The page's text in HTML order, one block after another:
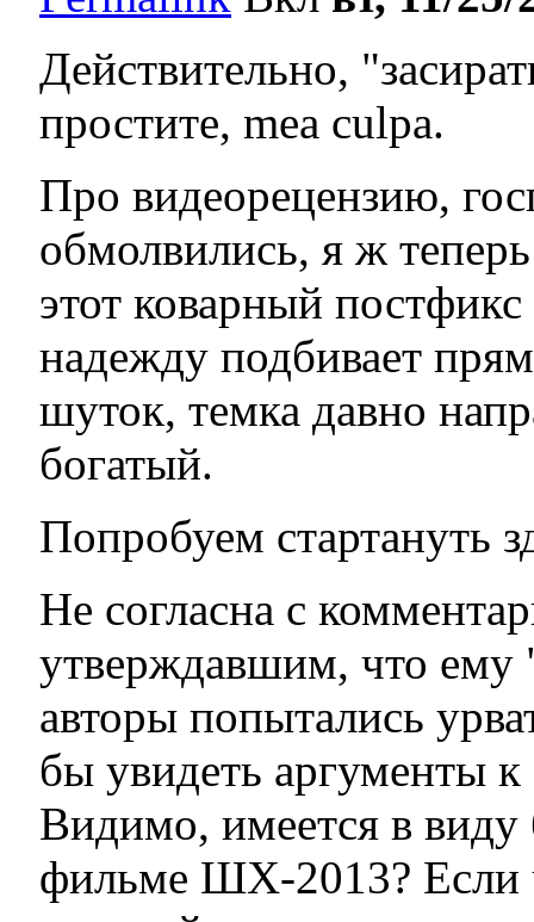
Действительно,
простите, mea culpa.
Про видеорецензию,
обмолвились, я ж
этот коварный
надежду подбивает
шуток, темка давно
богатый.
Попробуем стартануть
Не согласна с
утверждавшим, что ему
авторы попытались
бы увидеть аргументы
Видимо, имеется в виду
фильме ШХ-2013? Если